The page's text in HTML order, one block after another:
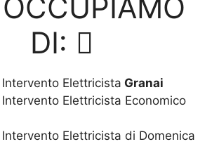
DI:
Elettricista Granai
Elettricista Economico
Elettricista di Domenica